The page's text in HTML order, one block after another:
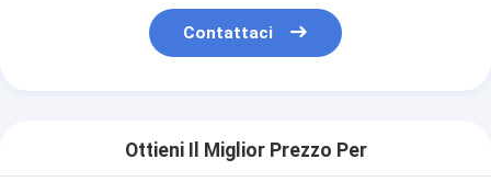
Contattaci
Ottieni Il Miglior Prezzo Per